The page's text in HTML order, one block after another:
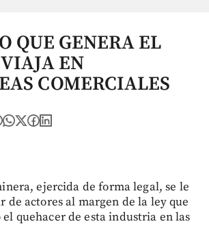
QUE GENERA EL
EN
COMERCIALES
ejercida de forma legal, se le
de actores al margen de la ley que
quehacer de esta industria en las